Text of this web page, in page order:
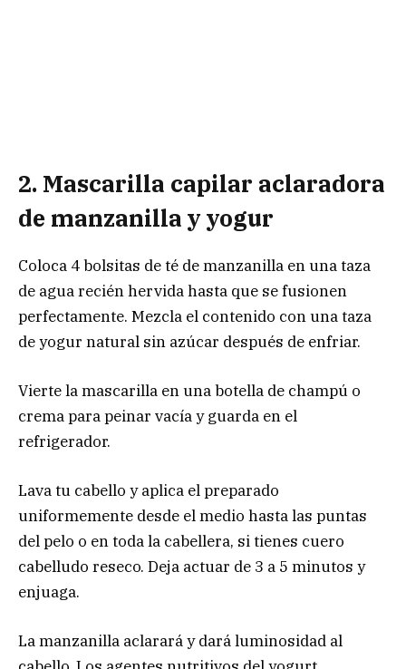
2. Mascarilla capilar aclaradora
de manzanilla y yogur
Coloca 4 bolsitas de té de manzanilla en una taza
de agua recién hervida hasta que se fusionen
perfectamente. Mezcla el contenido con una taza
de yogur natural sin azúcar después de enfriar.
Vierte la mascarilla en una botella de champú o
crema para peinar vacía y guarda en el
refrigerador.
Lava tu cabello y aplica el preparado
uniformemente desde el medio hasta las puntas
del pelo o en toda la cabellera, si tienes cuero
cabelludo reseco. Deja actuar de 3 a 5 minutos y
enjuaga.
La manzanilla aclarará y dará luminosidad al